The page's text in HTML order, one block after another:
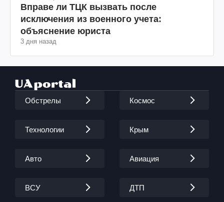
Вправе ли ТЦК вызвать после
исключения из военного учета:
объяснение юриста
3 дня назад
Обстрелы Космос
Технологии Крым
Авто Авиация
ВСУ ДТП